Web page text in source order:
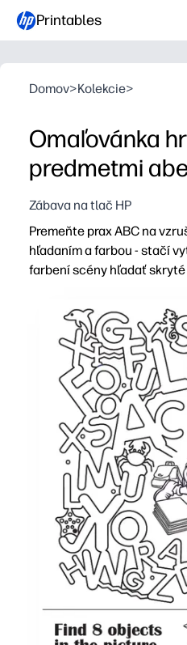
Printables
Domov>Kolekcie>
Omaľovánka
predmetmi
Zábava na tlač HP
Premeňte prax ABC na
hľadaním a farbou - stačí
farbení scény hľadať
Nulová príprava a bez
Buduje základné
Udržuje deti dlhšie
Ľahko sa prispôsobí -